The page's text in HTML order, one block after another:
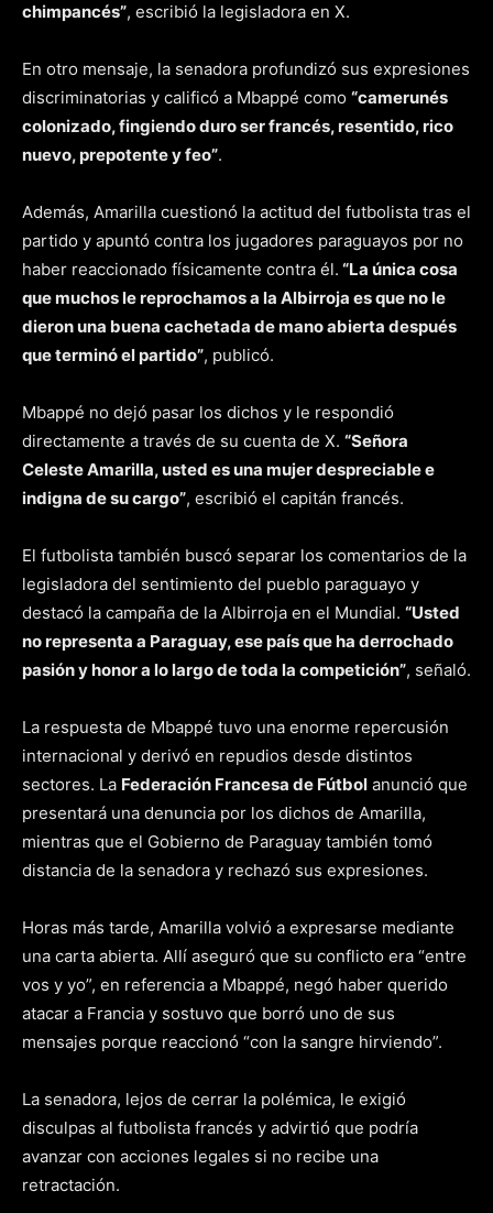
chimpancés”, escribió la legisladora en X.
En otro mensaje, la senadora profundizó sus expresiones
discriminatorias y calificó a Mbappé como “camerunés
colonizado, fingiendo duro ser francés, resentido, rico
nuevo, prepotente y feo”.
Además, Amarilla cuestionó la actitud del futbolista tras el
partido y apuntó contra los jugadores paraguayos por no
haber reaccionado físicamente contra él. “La única cosa
que muchos le reprochamos a la Albirroja es que no le
dieron una buena cachetada de mano abierta después
que terminó el partido”, publicó.
Mbappé no dejó pasar los dichos y le respondió
directamente a través de su cuenta de X. “Señora
Celeste Amarilla, usted es una mujer despreciable e
indigna de su cargo”, escribió el capitán francés.
El futbolista también buscó separar los comentarios de la
legisladora del sentimiento del pueblo paraguayo y
destacó la campaña de la Albirroja en el Mundial. “Usted
no representa a Paraguay, ese país que ha derrochado
pasión y honor a lo largo de toda la competición”, señaló.
La respuesta de Mbappé tuvo una enorme repercusión
internacional y derivó en repudios desde distintos
sectores. La Federación Francesa de Fútbol anunció que
presentará una denuncia por los dichos de Amarilla,
mientras que el Gobierno de Paraguay también tomó
distancia de la senadora y rechazó sus expresiones.
Horas más tarde, Amarilla volvió a expresarse mediante
una carta abierta. Allí aseguró que su conflicto era “entre
vos y yo”, en referencia a Mbappé, negó haber querido
atacar a Francia y sostuvo que borró uno de sus
mensajes porque reaccionó “con la sangre hirviendo”.
La senadora, lejos de cerrar la polémica, le exigió
disculpas al futbolista francés y advirtió que podría
avanzar con acciones legales si no recibe una
retractación.